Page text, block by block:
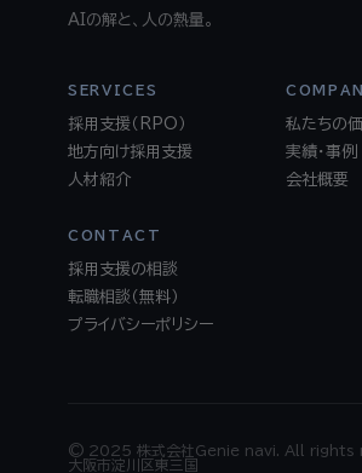
AIの解と、人の熱量。
SERVICES
採用支援（RPO）
地方向け採用支援
人材紹介
私たちの
実績・事例
会社概要
CONTACT
採用支援の相談
転職相談（無料）
プライバシーポリシー
© 2025 株式会社Genie navi. All rights
大阪市淀川区東三国